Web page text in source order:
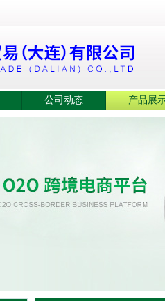
公司动态 产品展